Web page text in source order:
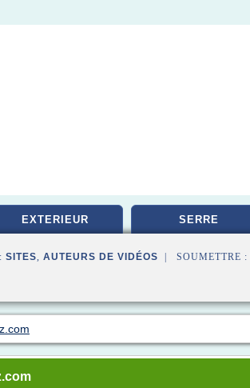
EXTERIEUR SERRE
SITES, AUTEURS DE VIDÉOS | SOUMETTRE :